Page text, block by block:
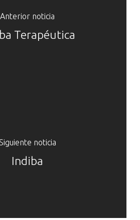
Anterior noticia
Terapéutica
noticia
Indiba